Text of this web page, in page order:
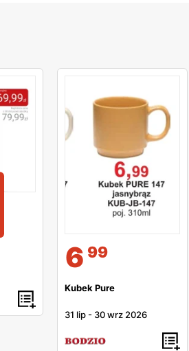
6 99
Kubek Pure
31 lip - 30 wrz 2026